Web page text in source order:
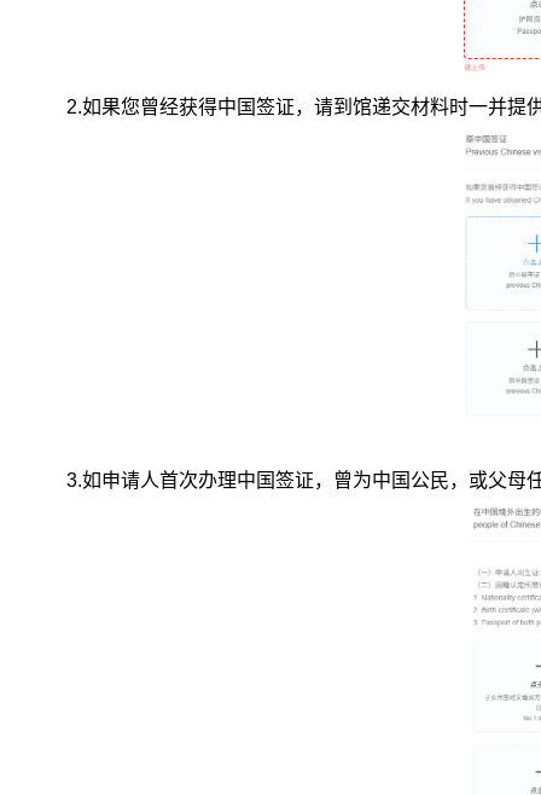
2.如果您曾经获得中国签证，请到馆递交材料时一并提
3.如申请人首次办理中国签证，曾为中国公民，或父母